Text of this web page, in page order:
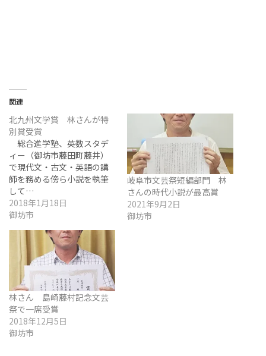
関連
北九州文学賞 林さんが特
別賞受賞
総合進学塾、英数スタデ
ィー（御坊市藤田町藤井）
で現代文・古文・英語の講
師を務める傍ら小説を執筆
して…
2018年1月18日
御坊市
岐阜市文芸祭短編部門 林
さんの時代小説が最高賞
2021年9月2日
御坊市
林さん 島崎藤村記念文芸
祭で一席受賞
2018年12月5日
御坊市